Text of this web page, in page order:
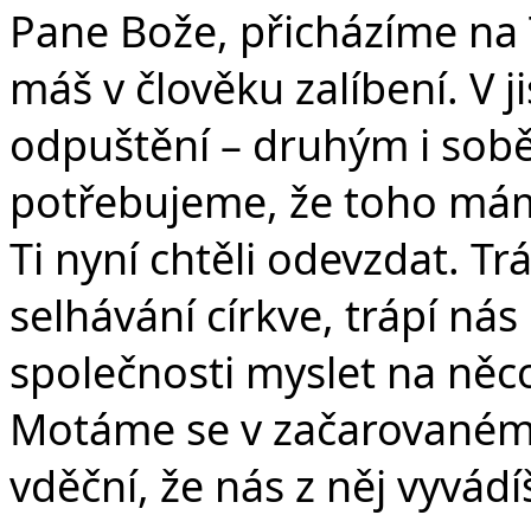
Pane Bože, přicházíme
máš v člověku zalíbení. V
odpuštění – druhým i
potřebujeme, že toho
Ti nyní chtěli odevzdat.
selhávání církve, trápí
společnosti myslet na
Motáme se v
vděční, že nás z něj